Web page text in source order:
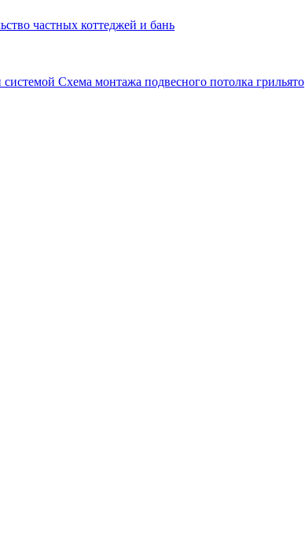
частных коттеджей и бань
системой Схема монтажа подвесного потолка грильято